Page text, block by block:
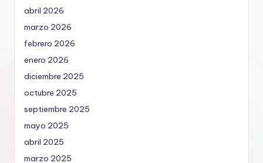
abril 2026
marzo 2026
febrero 2026
enero 2026
diciembre 2025
octubre 2025
septiembre 2025
mayo 2025
abril 2025
marzo 2025